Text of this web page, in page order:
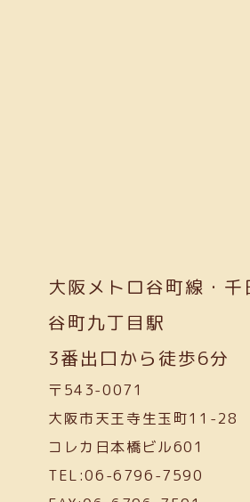
大阪メトロ谷町線・千
谷町九丁目駅
3番出口から徒歩6分
〒543-0071
大阪市天王寺生玉町11-28
コレカ日本橋ビル601
TEL:06-6796-7590